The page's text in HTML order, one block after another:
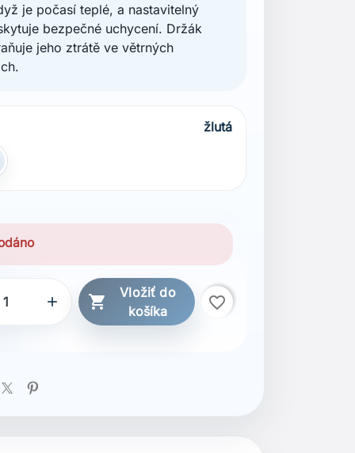
je počasí teplé, a nastavitelný
bezpečné uchycení. Držák
jeho ztrátě ve větrných
žlutá
 
Vložiť do
košíka
favorite_border